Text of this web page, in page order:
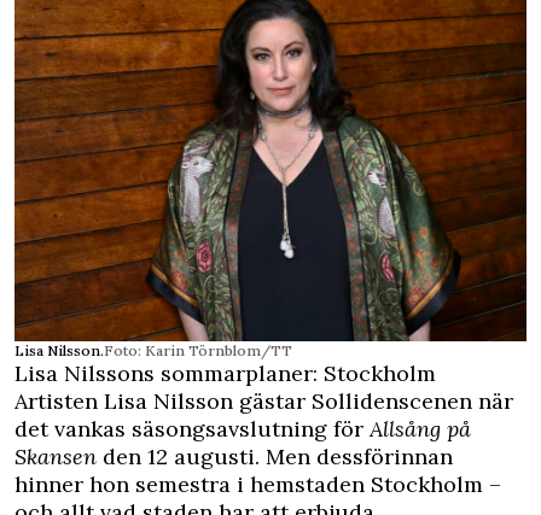
Lisa Nilsson.Foto: Karin Törnblom/TT
Lisa Nilssons sommarplaner: Stockholm
Artisten Lisa Nilsson gästar Sollidenscenen när
det vankas säsongsavslutning för Allsång på
Skansen den 12 augusti. Men dessförinnan
hinner hon semestra i hemstaden Stockholm –